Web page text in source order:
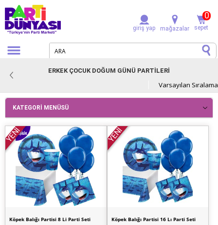
giriş yap mağazalar sepet
0
ERKEK ÇOCUK DOĞUM GÜNÜ PARTİLERİ
KATEGORI MENÜSÜ
YENİ
Köpek Balığı Partisi 8 Li Parti Seti
YENİ
Köpek Balığı Partisi 16 Lı Parti Seti